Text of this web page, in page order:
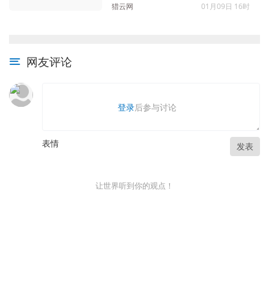
猎云网 01月09日 16时
网友评论
登录后参与讨论
表情 发表
让世界听到你的观点！